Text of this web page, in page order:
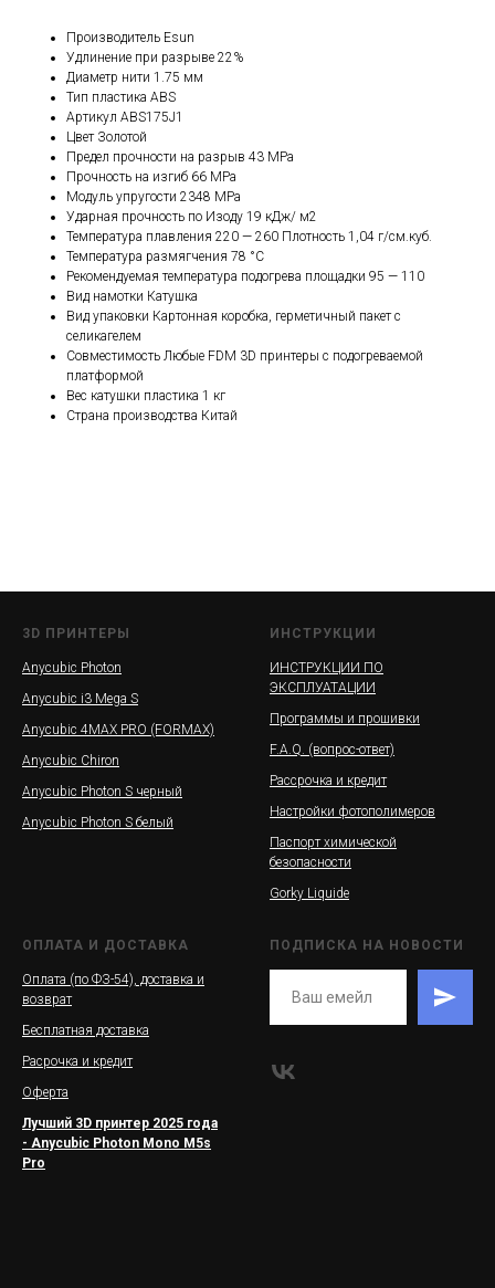
Производитель Esun
Удлинение при разрыве 22%
Диаметр нити 1.75 мм
Тип пластика ABS
Артикул ABS175J1
Цвет Золотой
Предел прочности на разрыв 43 MPa
Прочность на изгиб 66 MPa
Модуль упругости 2348 MPa
Ударная прочность по Изоду 19 кДж/ м2
Температура плавления 220 — 260 Плотность 1,04 г/см.куб.
Температура размягчения 78 °C
Рекомендуемая температура подогрева площадки 95 — 110
Вид намотки Катушка
Вид упаковки Картонная коробка, герметичный пакет с
селикагелем
Совместимость Любые FDM 3D принтеры с подогреваемой
платформой
Вес катушки пластика 1 кг
Страна производства Китай
3D ПРИНТЕРЫ
Anycubic Photon
Anycubic i3 Mega S
Anycubic 4MAX PRO (FORMAX)
Anycubic Chiron
Anycubic Photon S черный
Anycubic Photon S белый
ИНСТРУКЦИИ
ИНСТРУКЦИИ ПО
ЭКСПЛУАТАЦИИ
Программы и прошивки
F.A.Q. (вопрос-ответ)
Рассрочка и кредит
Настройки фотополимеров
Паспорт химической
безопасности
Gorky Liquide
ОПЛАТА И ДОСТАВКА
Оплата (по ФЗ-54), доставка и
возврат
Бесплатная доставка
Расрочка и кредит
Оферта
Лучший 3D принтер 2025 года
- Anycubic Photon Mono M5s
Pro
ПОДПИСКА НА НОВОСТИ